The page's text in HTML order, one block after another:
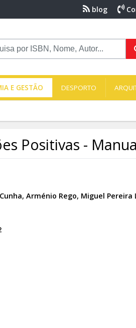
blog
E GESTÃO DESPORTO
Positivas -
Cunha, Arménio Rego, Miguel Pereira